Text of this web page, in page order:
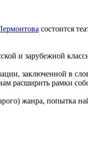
состоится
и зарубежной
заключенной в
расширить рамки
жанра, попытка